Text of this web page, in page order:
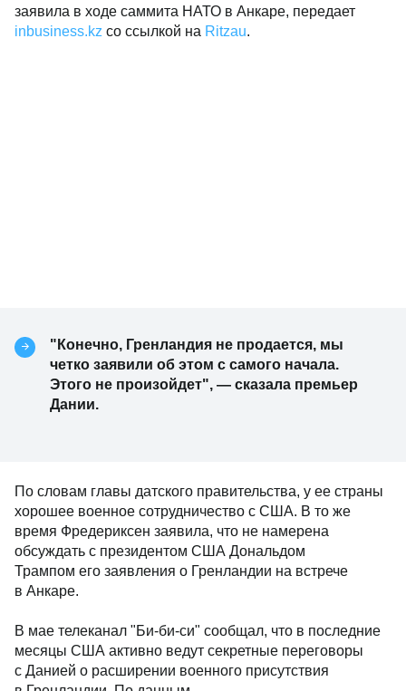
заявила в ходе саммита НАТО в Анкаре, передает
inbusiness.kz со ссылкой на Ritzau.
"Конечно, Гренландия не продается, мы
четко заявили об этом с самого начала.
Этого не произойдет", — сказала премьер
Дании.
По словам главы датского правительства, у ее страны
хорошее военное сотрудничество с США. В то же
время Фредериксен заявила, что не намерена
обсуждать с президентом США Дональдом
Трампом его заявления о Гренландии на встрече
в Анкаре.
В мае телеканал "Би-би-си" сообщал, что в последние
месяцы США активно ведут секретные переговоры
с Данией о расширении военного присутствия